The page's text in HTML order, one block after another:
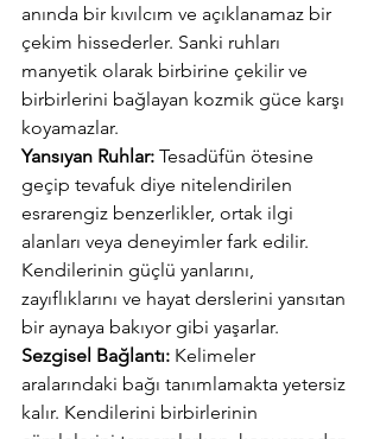
anında bir kıvılcım ve açıklanamaz bir
çekim hissederler. Sanki ruhları
manyetik olarak birbirine çekilir ve
birbirlerini bağlayan kozmik güce karşı
koyamazlar.
Yansıyan Ruhlar: Tesadüfün ötesine
geçip tevafuk diye nitelendirilen
esrarengiz benzerlikler, ortak ilgi
alanları veya deneyimler fark edilir.
Kendilerinin güçlü yanlarını,
zayıflıklarını ve hayat derslerini yansıtan
bir aynaya bakıyor gibi yaşarlar.
Sezgisel Bağlantı: Kelimeler
aralarındaki bağı tanımlamakta yetersiz
kalır. Kendilerini birbirlerinin